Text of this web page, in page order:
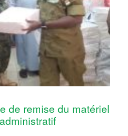
de remise du matériel